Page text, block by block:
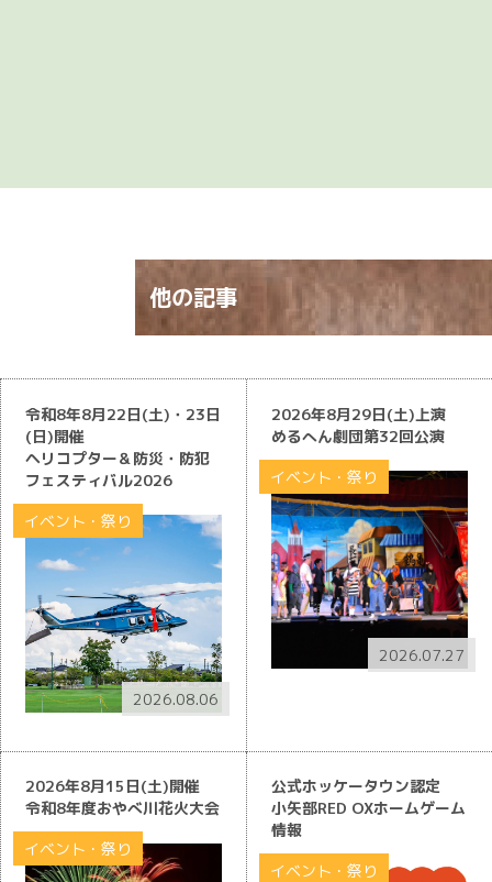
他の記事
令和8年8月22日(土)・23日
(日)開催
ヘリコプター＆防災・防犯
フェスティバル2026
イベント・祭り
2026.08.06
2026年8月29日(土)上演
めるへん劇団第32回公演
イベント・祭り
2026.07.27
2026年8月15日(土)開催
令和8年度おやべ川花火大会
イベント・祭り
公式ホッケータウン認定
小矢部RED OXホームゲーム
情報
イベント・祭り